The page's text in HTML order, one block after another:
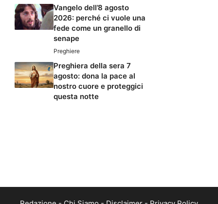
Vangelo dell’8 agosto
2026: perché ci vuole una
fede come un granello di
senape
Preghiere
Preghiera della sera 7
agosto: dona la pace al
nostro cuore e proteggici
questa notte